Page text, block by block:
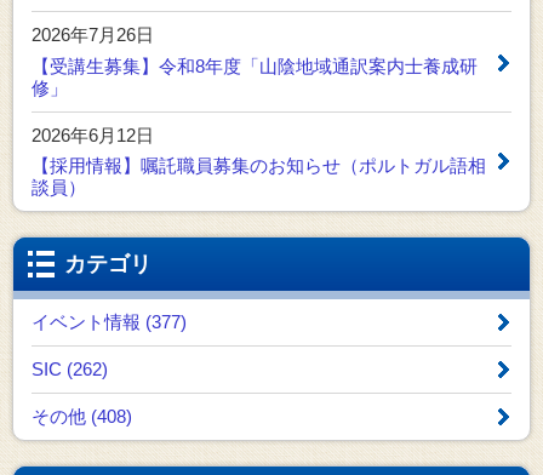
2026年7月26日
【受講生募集】令和8年度「山陰地域通訳案内士養成研
修」
2026年6月12日
【採用情報】嘱託職員募集のお知らせ（ポルトガル語相
談員）
カテゴリ
イベント情報 (377)
SIC (262)
その他 (408)